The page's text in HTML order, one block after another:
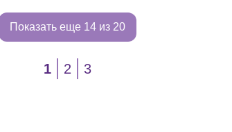
Показать еще 14 из 20
1 2 3